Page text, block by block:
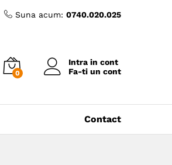
Suna acum: 0740.020.025
0
Intra in cont
Fa-ti un cont
Contact